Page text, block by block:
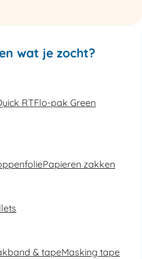
wat je zocht?
RTFlo-pak Green
Papieren zakken
& tapeMasking tape